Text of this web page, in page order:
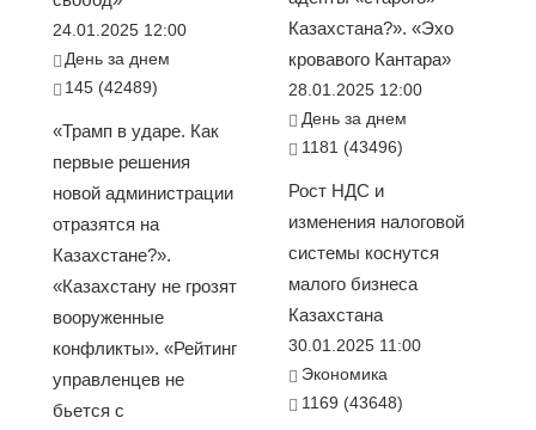
24.01.2025 12:00
День за днем
145 (42489)
«Трамп в ударе. Как
первые решения
новой администрации
отразятся на
Казахстане?».
«Казахстану не грозят
вооруженные
конфликты». «Рейтинг
управленцев не
бьется с
Казахстана?». «Эхо
кровавого Кантара»
28.01.2025 12:00
День за днем
1181 (43496)
Рост НДС и
изменения налоговой
системы коснутся
малого бизнеса
Казахстана
30.01.2025 11:00
Экономика
1169 (43648)